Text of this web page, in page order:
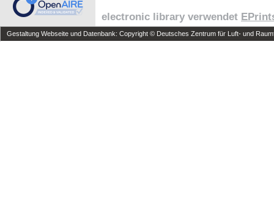
electronic library verwendet
Gestaltung Webseite und Datenbank: Copyright © Deutsches Zentrum für Luft- und